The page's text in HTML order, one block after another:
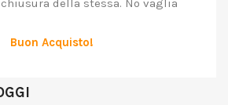
della stessa. No vaglia
Buon Acquisto!